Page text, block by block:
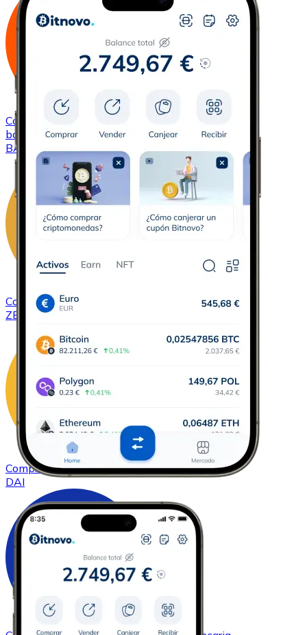
Comprar
bancaria
BAT
ComprarZCash
con transferencia bancaria
ZEC
ComprarDAIcon transferencia bancaria
DAI